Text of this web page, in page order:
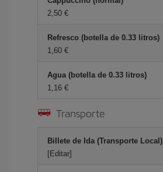
2,50
Refresco (botella de 0.33 litros)
1,60
Agua (botella de 0.33 litros)
1,16
Transporte
Billete de Ida (Transporte Local)
[Editar]